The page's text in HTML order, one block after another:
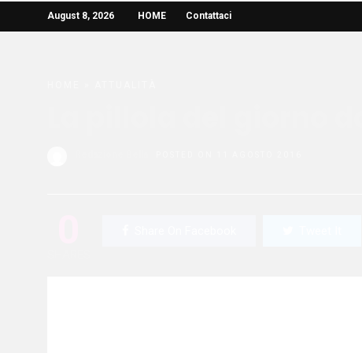
August 8, 2026 HOME Contattaci
La pillola del giorno